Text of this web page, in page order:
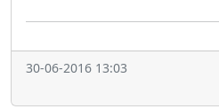
30-06-2016 13:03